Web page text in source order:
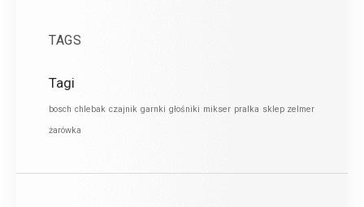
TAGS
Tagi
bosch chlebak czajnik garnki głośniki mikser pralka sklep zelmer
żarówka